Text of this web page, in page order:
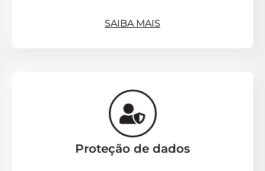
SAIBA MAIS
Proteção de dados